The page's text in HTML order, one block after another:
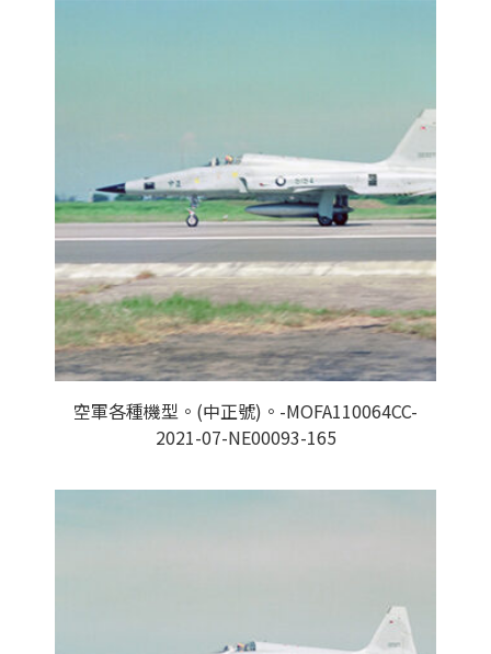
空軍各種機型。(中正號)。-MOFA110064CC-
2021-07-NE00093-165